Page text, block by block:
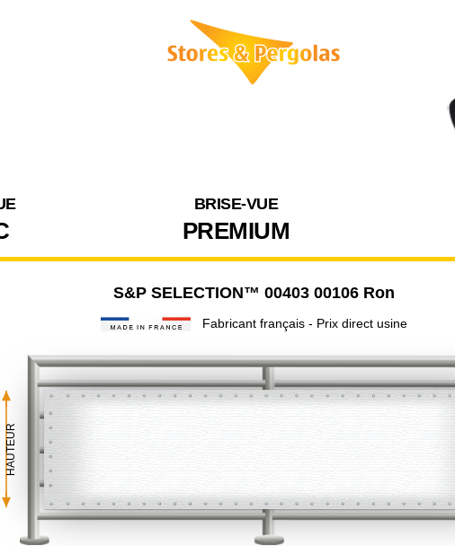
BRISE-VUE
PREMIUM
S&P SELECTION™ 00403 00106 Ron
Fabricant français - Prix direct usine
HAUTEUR